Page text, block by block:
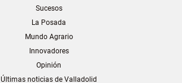
Sucesos
La Posada
Mundo Agrario
Innovadores
Opinión
Últimas noticias de Valladolid